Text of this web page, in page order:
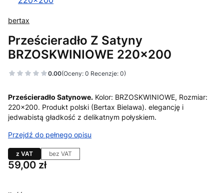
bertax
Prześcieradło Z Satyny
BRZOSKWINIOWE 220x200
0.00(Oceny: 0 Recenzje: 0)
Prześcieradło Satynowe. Kolor: BRZOSKWINIOWE, Rozmiar:
220x200. Produkt polski (Bertax Bielawa). elegancję i
jedwabistą gładkość z delikatnym połyskiem.
Przejdź do pełnego opisu
z VAT bez VAT
Cena
59,00 zł